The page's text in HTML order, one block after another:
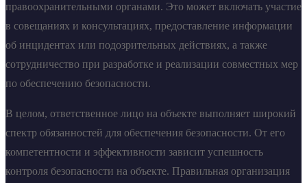
правоохранительными органами. Это может включать участие
в совещаниях и консультациях, предоставление информации
об инцидентах или подозрительных действиях, а также
сотрудничество при разработке и реализации совместных мер
по обеспечению безопасности.
В целом, ответственное лицо на объекте выполняет широкий
спектр обязанностей для обеспечения безопасности. От его
компетентности и эффективности зависит успешность
контроля безопасности на объекте. Правильная организация